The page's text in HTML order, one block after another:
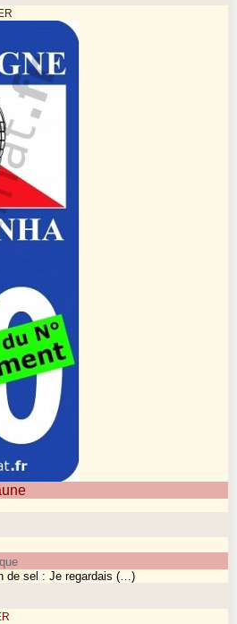
de sel : Je regardais (…)